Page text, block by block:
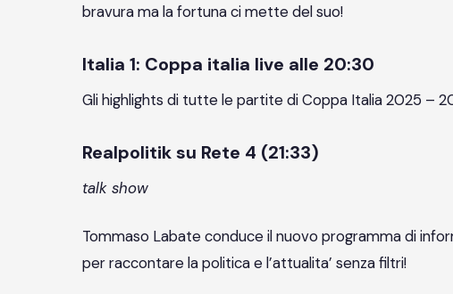
bravura ma la fortuna ci mette del suo!
Italia 1: Coppa italia live alle 20:30
Gli highlights di tutte le partite di Coppa Italia 2025 –
Realpolitik su Rete 4 (21:33)
talk show
Tommaso Labate conduce il nuovo programma di
per raccontare la politica e l’attualita’ senza filtri!